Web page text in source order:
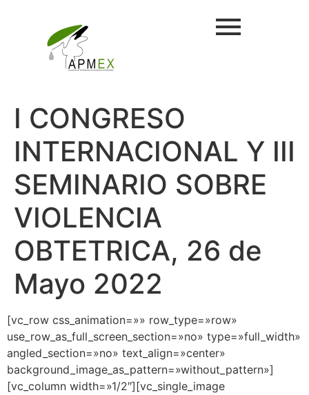
I CONGRESO
INTERNACIONAL Y III
SEMINARIO SOBRE
VIOLENCIA
OBTETRICA, 26 de
Mayo 2022
[vc_row css_animation=»» row_type=»row»
use_row_as_full_screen_section=»no» type=»full_width»
angled_section=»no» text_align=»center»
background_image_as_pattern=»without_pattern»]
[vc_column width=»1/2″][vc_single_image